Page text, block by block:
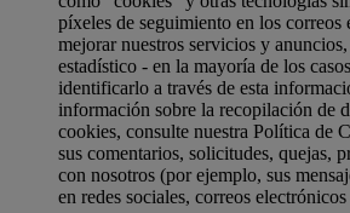
píxeles de seguimiento en los correos
mejorar nuestros servicios y
estadístico - en la mayoría de los
identificarlo a través de esta
información sobre la recopilación de
cookies, consulte nuestra Política de
sus comentarios, solicitudes, quejas,
con nosotros (por ejemplo, sus
en redes sociales, correos